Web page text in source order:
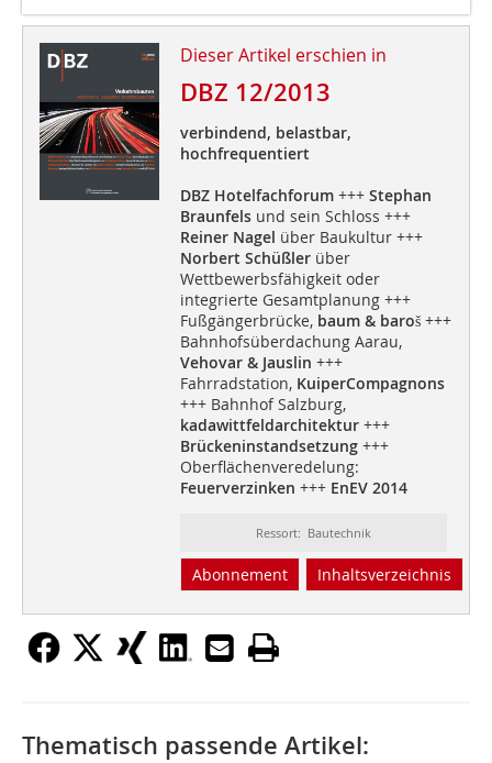
Dieser Artikel erschien in
DBZ 12/2013
verbindend, belastbar,
hochfrequentiert
DBZ Hotelfachforum+++ Stephan
Braunfelsund sein Schloss +++
Reiner Nagel über Baukultur +++
Norbert Schüßlerüber
Wettbewerbsfähigkeit oder
integrierte Gesamtplanung +++
Fußgängerbrücke,baum & baroš+++
Bahnhofsüberdachung Aarau,
Vehovar & Jauslin +++
Fahrradstation, KuiperCompagnons
+++ Bahnhof Salzburg,
kadawittfeldarchitektur+++
Brückeninstandsetzung+++
Oberflächenveredelung:
Feuerverzinken +++ EnEV 2014
Ressort: Bautechnik
Abonnement Inhaltsverzeichnis
Thematisch passende Artikel: